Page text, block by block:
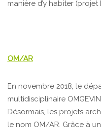
manière d’y habiter (projet
OM/AR
En novembre 2018, le
multidisciplinaire
Désormais, les projets
le nom OM/AR. Grâce à